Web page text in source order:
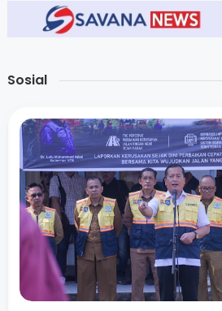
Sosial